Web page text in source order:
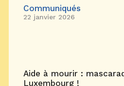
Communiqués
22 janvier 2026
Aide à mourir :
Luxembourg !